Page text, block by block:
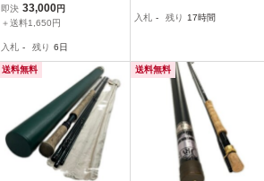
oz USED
即決 33,000円
＋送料1,650円
入札 - 残り 6日
入札 - 残り 17時間
送料無料 送料無料